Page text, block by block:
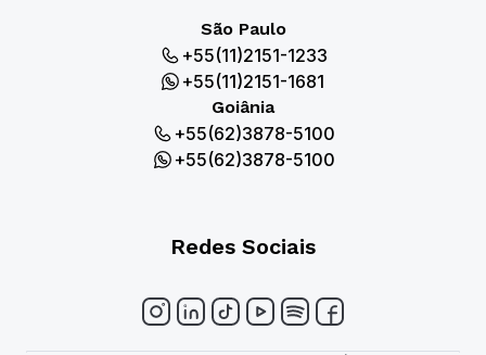
São Paulo
+55(11)2151-1233
+55(11)2151-1681
Goiânia
+55(62)3878-5100
+55(62)3878-5100
Redes Sociais